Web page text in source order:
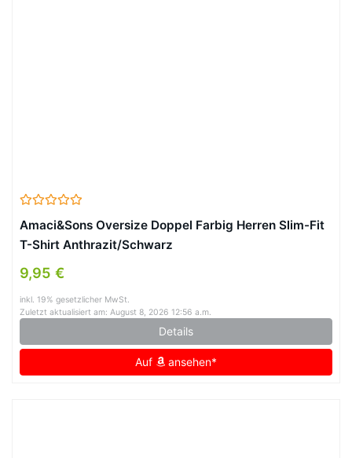
Amaci&Sons Oversize Doppel Farbig Herren Slim-Fit
T-Shirt Anthrazit/Schwarz
9,95 €
inkl. 19% gesetzlicher MwSt.
Zuletzt aktualisiert am: August 8, 2026 12:56 a.m.
Details
Auf ansehen*